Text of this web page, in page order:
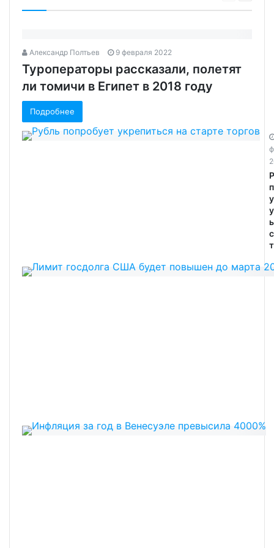
Александр Полтьев 9 февраля 2022
Туроператоры рассказали, полетят
ли томичи в Египет в 2018 году
Подробнее